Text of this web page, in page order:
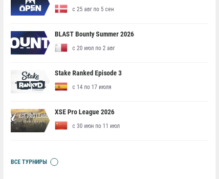
с 25 авг по 5 сен
BLAST Bounty Summer 2026
с 20 июл по 2 авг
Stake Ranked Episode 3
с 14 по 17 июля
XSE Pro League 2026
с 30 июн по 11 июл
ВСЕ ТУРНИРЫ